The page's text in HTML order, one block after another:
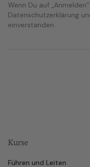
Wenn Du auf
Datenschutzerklärung
einverstanden.
Kurse
Führen und Leiten